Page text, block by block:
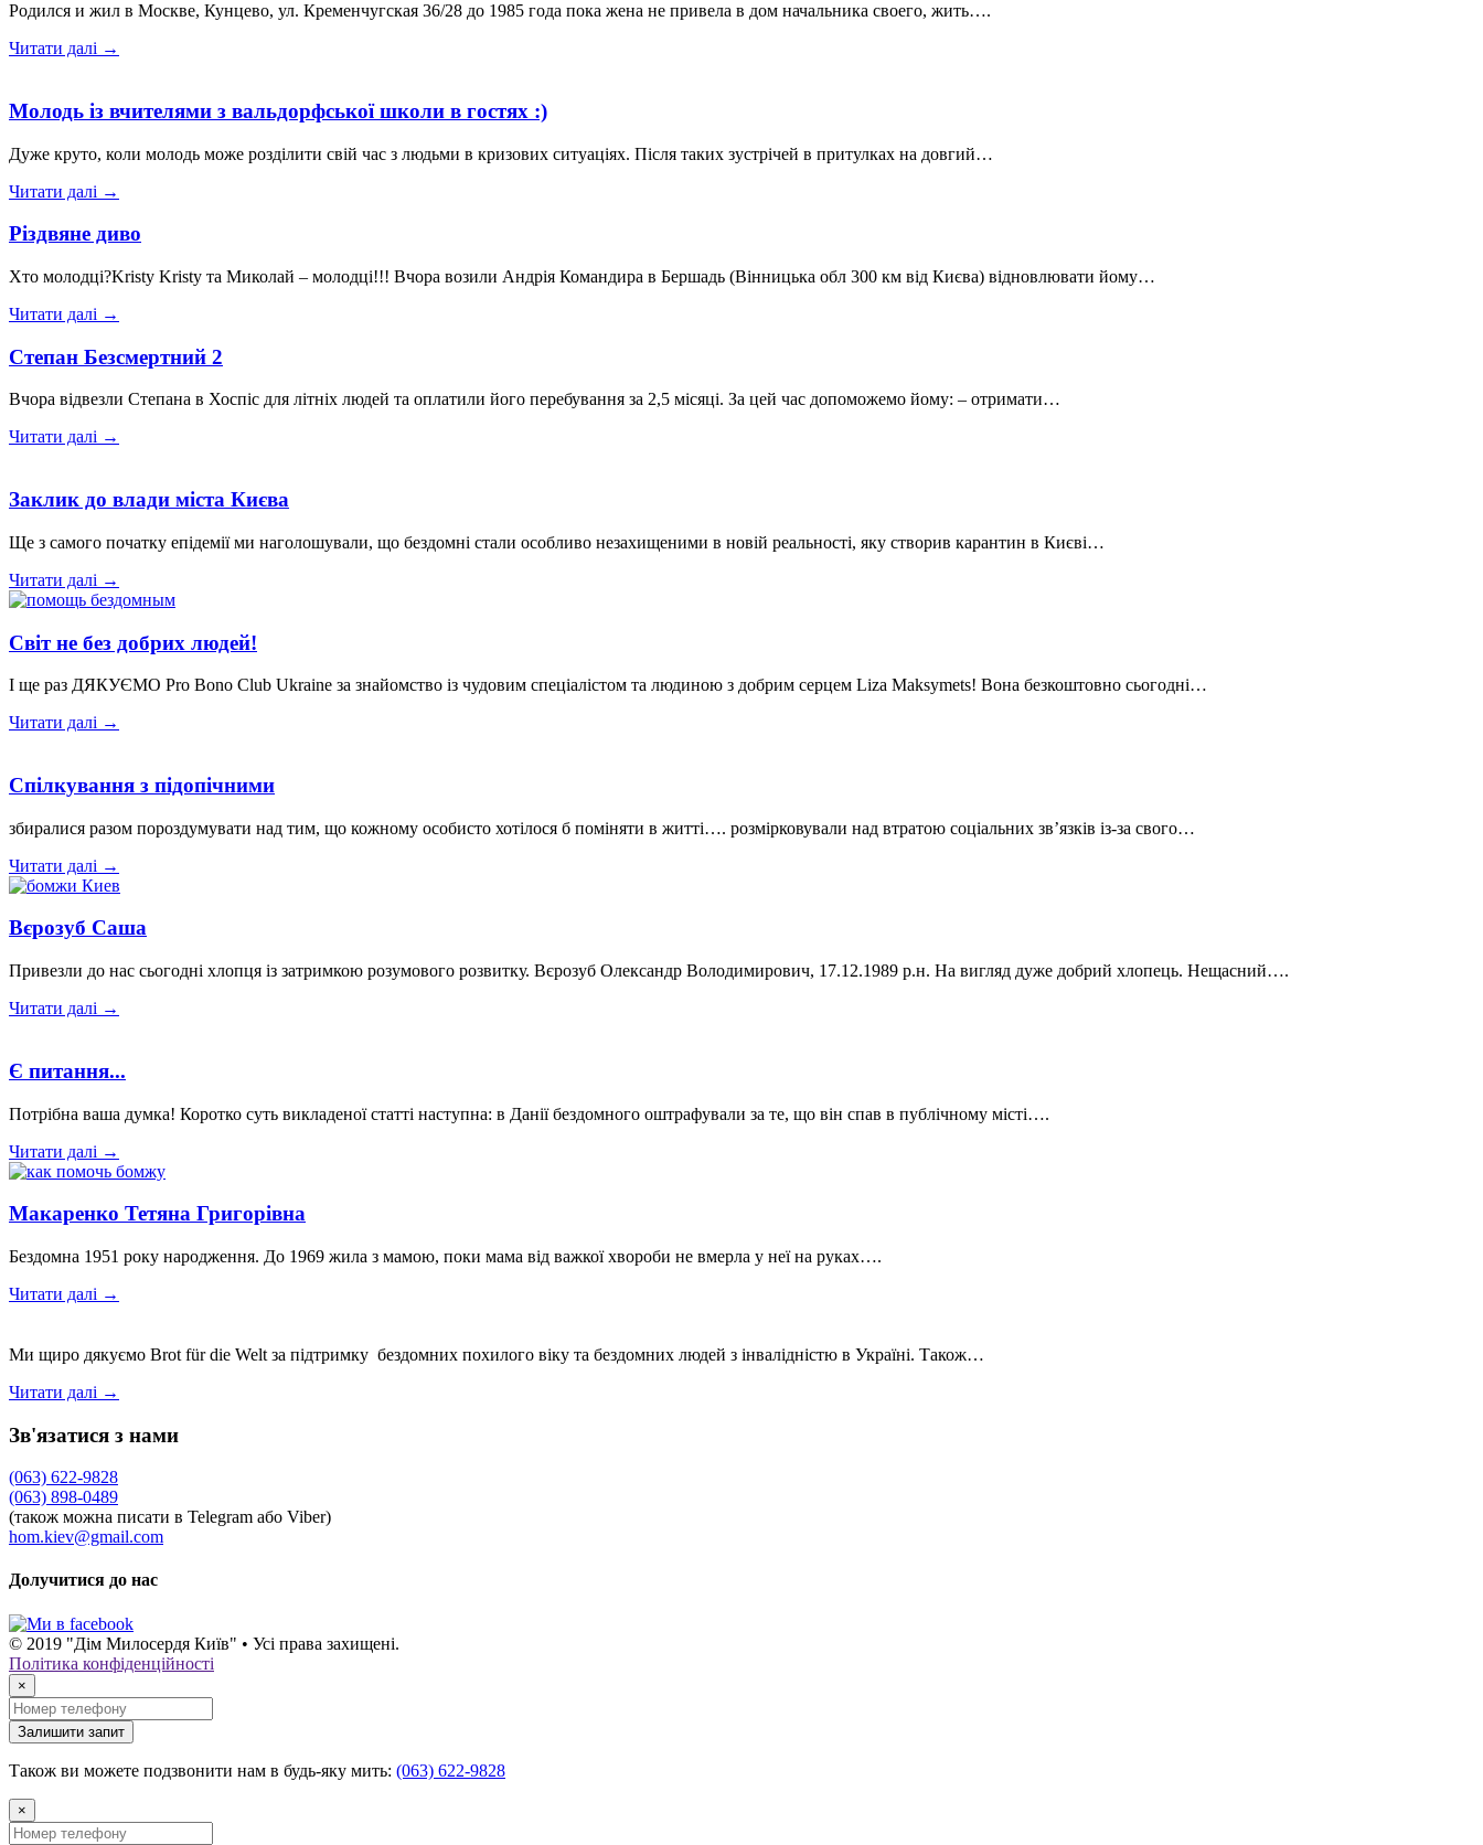
Родился и жил в Москве, Кунцево, ул. Кременчугская 36/28 до 1985 года пока жена не привела в дом начальника своего, жить….
Читати далі →
Молодь із вчителями з вальдорфської школи в гостях :)
Дуже круто, коли молодь може розділити свій час з людьми в кризових ситуаціях. Після таких зустрічей в притулках на довгий…
Читати далі →
Різдвяне диво
Хто молодці?Kristy Kristy та Миколай – молодці!!! Вчора возили Андрія Командира в Бершадь (Вінницька обл 300 км від Києва) відновлювати йому…
Читати далі →
Степан Безсмертний 2
Вчора відвезли Степана в Хоспіс для літніх людей та оплатили його перебування за 2,5 місяці. За цей час допоможемо йому: – отримати…
Читати далі →
Заклик до влади міста Києва
Ще з самого початку епідемії ми наголошували, що бездомні стали особливо незахищеними в новій реальності, яку створив карантин в Києві…
Читати далі →
Світ не без добрих людей!
І ще раз ДЯКУЄМО Pro Bono Club Ukraine за знайомство із чудовим спеціалістом та людиною з добрим серцем Liza Maksymets! Вона безкоштовно сьогодні…
Читати далі →
Спілкування з підопічними
збиралися разом пороздумувати над тим, що кожному особисто хотілося б поміняти в житті…. розмірковували над втратою соціальних зв’язків із-за свого…
Читати далі →
Вєрозуб Саша
Привезли до нас сьогодні хлопця із затримкою розумового розвитку. Вєрозуб Олександр Володимирович, 17.12.1989 р.н. На вигляд дуже добрий хлопець. Нещасний….
Читати далі →
Є питання...
Потрібна ваша думка! Коротко суть викладеної статті наступна: в Данії бездомного оштрафували за те, що він спав в публічному місті….
Читати далі →
Макаренко Тетяна Григорівна
Бездомна 1951 року народження. До 1969 жила з мамою, поки мама від важкої хвороби не вмерла у неї на руках….
Читати далі →
Ми щиро дякуємо Brot für die Welt за підтримку бездомних похилого віку та бездомних людей з інвалідністю в Україні. Також…
Читати далі →
Зв'язатися з нами
(063) 622-9828
(063) 898-0489
(також можна писати в Telegram або Viber)
hom.kiev@gmail.com
Долучитися до нас
© 2019 "Дім Милосердя Київ" • Усі права захищені.
Політика конфіденційності
×
Залишити запит
Також ви можете подзвонити нам в будь-яку мить: (063) 622-9828
×